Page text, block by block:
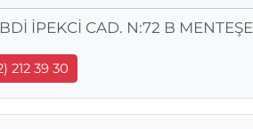
İPEKCİ CAD. N:72 B MENTEŞE
212 39 30